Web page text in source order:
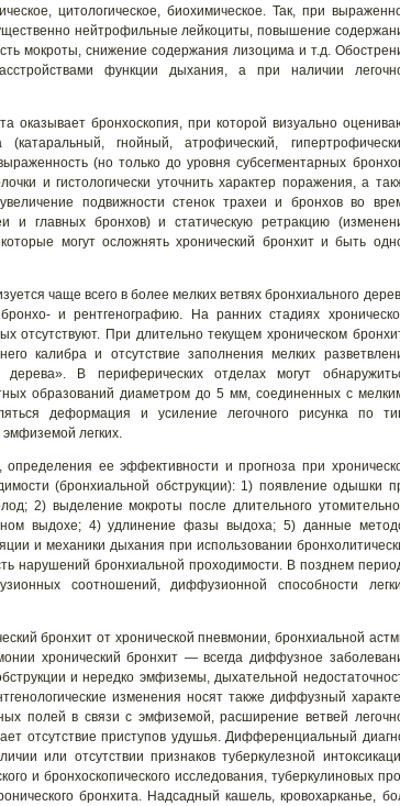
цитологическое, биохимическое. Так, при
нейтрофильные лейкоциты, повышение
мокроты, снижение содержания лизоцима и т.д.
функции дыхания, а при наличии
оказывает бронхоскопия, при которой визуально
гнойный, атрофический,
(но только до уровня субсегментарных
и гистологически уточнить характер поражения, а
подвижности стенок трахеи и бронхов во
и главных бронхов) и статическую ретракцию
могут осложнять хронический бронхит и быть
чаще всего в более мелких ветвях бронхиального
и рентгенографию. На ранних стадиях
отсутствуют. При длительно текущем хроническом
калибра и отсутствие заполнения мелких
дерева». В периферических отделах могут
образований диаметром до 5 мм, соединенных с
деформация и усиление легочного рисунка по
легких.
ее эффективности и прогноза при
(бронхиальной обструкции): 1) появление одышки
2) выделение мокроты после длительного
выдохе; 4) удлинение фазы выдоха; 5) данные
и механики дыхания при использовании
нарушений бронхиальной проходимости. В позднем
соотношений, диффузионной способности
бронхит от хронической пневмонии, бронхиальной
хронический бронхит — всегда диффузное
и нередко эмфиземы, дыхательной
изменения носят также диффузный
полей в связи с эмфиземой, расширение ветвей
отсутствие приступов удушья. Дифференциальный
или отсутствии признаков туберкулезной
и бронхоскопического исследования, туберкулиновых
бронхита. Надсадный кашель, кровохарканье,